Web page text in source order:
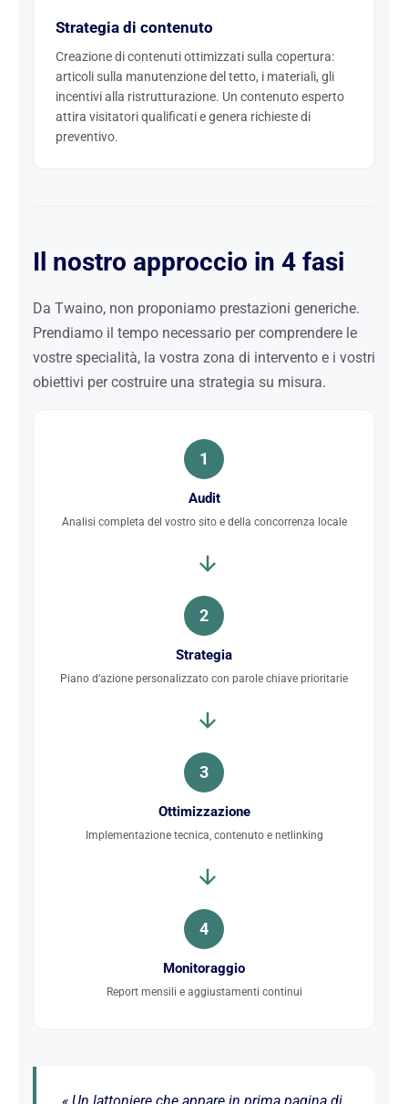
Strategia di contenuto
Creazione di contenuti ottimizzati sulla copertura:
articoli sulla manutenzione del tetto, i materiali, gli
incentivi alla ristrutturazione. Un contenuto esperto
attira visitatori qualificati e genera richieste di
preventivo.
Il nostro approccio in 4 fasi
Da Twaino, non proponiamo prestazioni generiche.
Prendiamo il tempo necessario per comprendere le
vostre specialità, la vostra zona di intervento e i vostri
obiettivi per costruire una strategia su misura.
1
Audit
Analisi completa del vostro sito e della concorrenza locale
2
Strategia
Piano d’azione personalizzato con parole chiave prioritarie
3
Ottimizzazione
Implementazione tecnica, contenuto e netlinking
4
Monitoraggio
Report mensili e aggiustamenti continui